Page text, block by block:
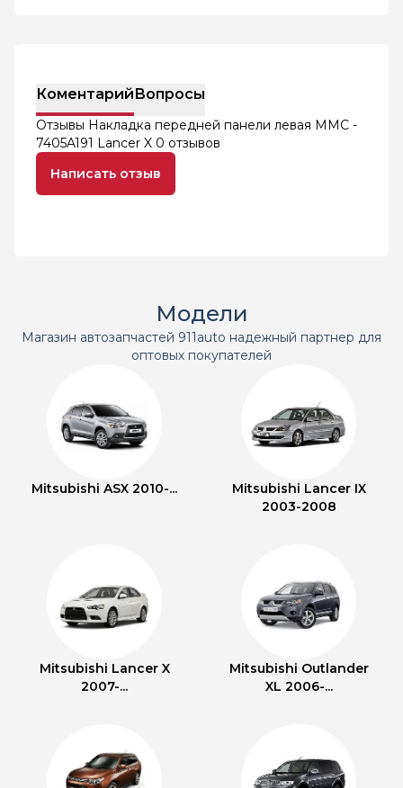
КоментарийВопросы
Отзывы Накладка передней панели левая MMC -
7405A191 Lancer X 0 отзывов
Написать отзыв
Модели
Магазин автозапчастей 911auto надежный партнер для
оптовых покупателей
Mitsubishi ASX 2010-...
Mitsubishi Lancer IX
2003-2008
Mitsubishi Lancer X
2007-...
Mitsubishi Outlander
XL 2006-...